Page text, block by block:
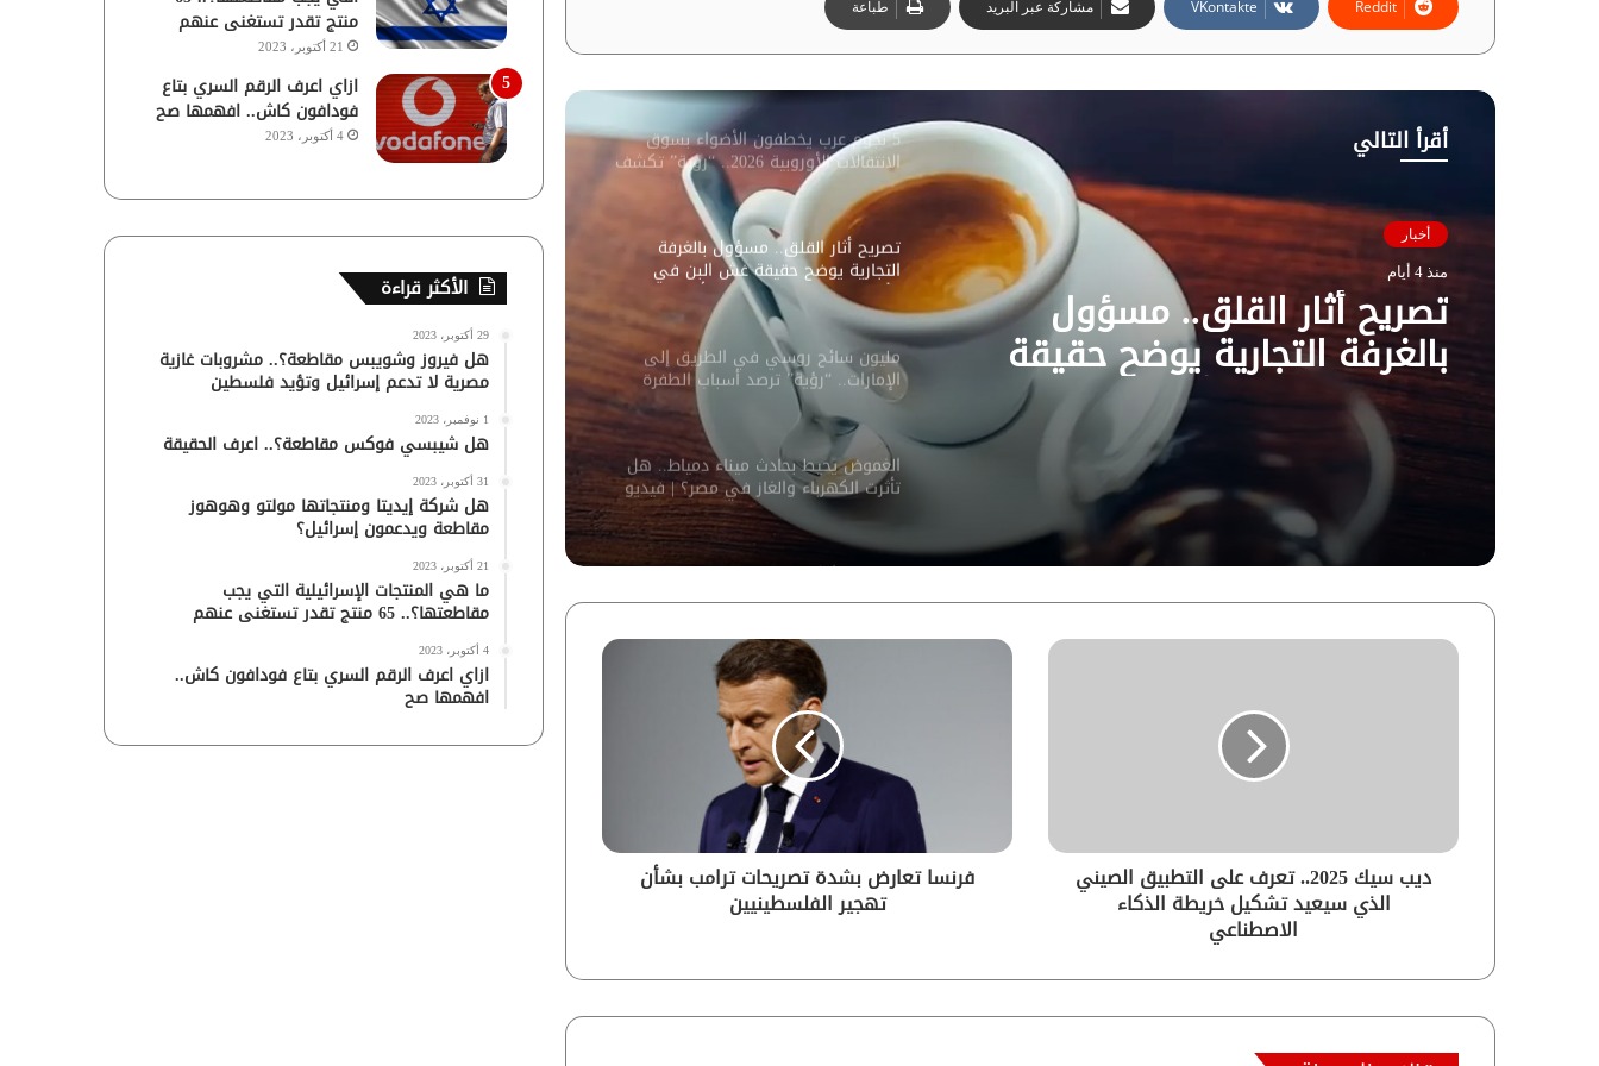
مشاركة عبر البريد طباعة
أقرأ التالي
أخبار
منذ 4 أيام
تصريح أثار القلق.. مسؤول
بالغرفة التجارية يوضح حقيقة
غش البن في الأسواق المصرية |
فيديو لـ”أزهري”
“ماعت جروب” تكشف كواليس اعتذار
رويترز عن خبر يخص دبي | فيديو
5 نجوم عرب يخطفون الأضواء بسوق
الانتقالات الأوروبية 2026.. “رؤية” تكشف
التفاصيل | إنفوجراف
تصريح أثار القلق.. مسؤول بالغرفة
التجارية يوضح حقيقة غش البن في
الأسواق المصرية | فيديو لـ”أزهري”
مليون سائح روسي في الطريق إلى
الإمارات.. “رؤية” ترصد أسباب الطفرة
السياحية
الغموض يحيط بحادث ميناء دمياط.. هل
تأثرت الكهرباء والغاز في مصر؟ | فيديو
لـ”ماعت جروب”
“ماعت” تكشف سر قوة ميناء دمياط..
بوابة مصر الاستراتيجية لأسواق الطاقة
تأويل الأحاديث وسيكولوجية الأحلام..
مقاربة أنثروبولوجية
نماذج أوبن إيه آي تخترق منصة هاجين
فيس.. خبير يكشف التفاصيل لـ”أزهري” |
فيديو
“رؤية”: مونديال 2026 يسدل الستار على
حقبة تاريخية.. 10 نجوم ينهون مسيرتهم
ديب سيك 2025.. تعرف على التطبيق الصيني
الذي سيعيد تشكيل خريطة الذكاء
الاصطناعي
فرنسا تعارض بشدة تصريحات ترامب بشأن
تهجير الفلسطينيين
منتج تقدر تستغنى عنهم
21 أكتوبر، 2023
ازاي اعرف الرقم السري بتاع
فودافون كاش.. افهمها صح
4 أكتوبر، 2023
الأكثر قراءة
29 أكتوبر، 2023
هل فيروز وشويبس مقاطعة؟.. مشروبات غازية
مصرية لا تدعم إسرائيل وتؤيد فلسطين
1 نوفمبر، 2023
هل شيبسي فوكس مقاطعة؟.. اعرف الحقيقة
31 أكتوبر، 2023
هل شركة إيديتا ومنتجاتها مولتو وهوهوز
مقاطعة ويدعمون إسرائيل؟
21 أكتوبر، 2023
ما هي المنتجات الإسرائيلية التي يجب
مقاطعتها؟.. 65 منتج تقدر تستغنى عنهم
4 أكتوبر، 2023
ازاي اعرف الرقم السري بتاع فودافون كاش..
افهمها صح